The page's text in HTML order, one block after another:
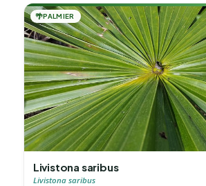
🌴PALMIER
Livistona saribus
Livistona saribus